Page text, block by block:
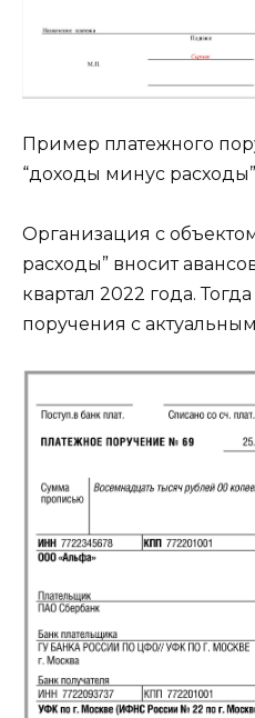
Пример платежного
“доходы минус расходы”
Организация с
расходы” вносит
квартал 2022 года.
поручения с